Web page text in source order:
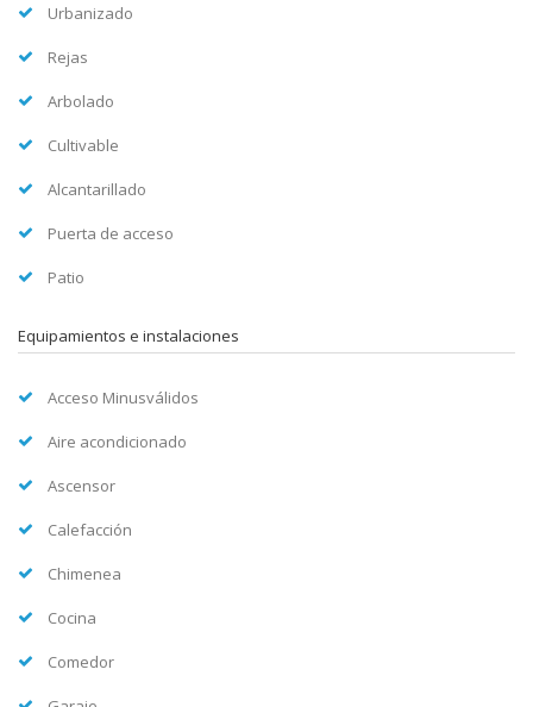
Urbanizado
Rejas
Arbolado
Cultivable
Alcantarillado
Puerta de acceso
Patio
Equipamientos e instalaciones
Acceso Minusválidos
Aire acondicionado
Ascensor
Calefacción
Chimenea
Cocina
Comedor